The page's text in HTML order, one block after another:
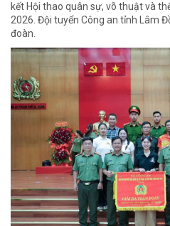
kết Hội thao quân sự, võ thuật và
2026. Đội tuyển Công an tỉnh Lâm
đoàn.